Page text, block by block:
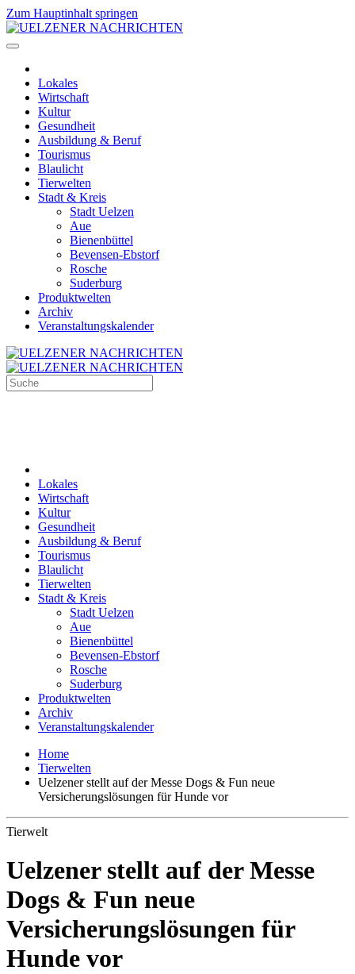
Zum Hauptinhalt springen
Lokales
Wirtschaft
Kultur
Gesundheit
Ausbildung & Beruf
Tourismus
Blaulicht
Tierwelten
Stadt & Kreis
Stadt Uelzen
Aue
Bienenbüttel
Bevensen-Ebstorf
Rosche
Suderburg
Produktwelten
Archiv
Veranstaltungskalender
Lokales
Wirtschaft
Kultur
Gesundheit
Ausbildung & Beruf
Tourismus
Blaulicht
Tierwelten
Stadt & Kreis
Stadt Uelzen
Aue
Bienenbüttel
Bevensen-Ebstorf
Rosche
Suderburg
Produktwelten
Archiv
Veranstaltungskalender
Home
Tierwelten
Uelzener stellt auf der Messe Dogs & Fun neue
Versicherungslösungen für Hunde vor
Tierwelt
Uelzener stellt auf der Messe
Dogs & Fun neue
Versicherungslösungen für
Hunde vor